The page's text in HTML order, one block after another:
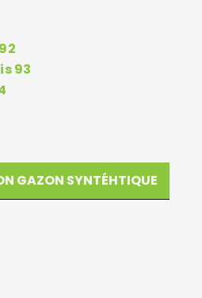
93
GAZON SYNTÉHTIQUE